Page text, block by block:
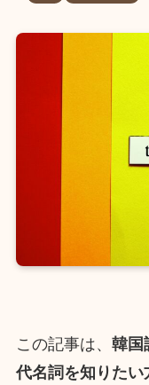
この記事は、 韓国
代名詞を知りたい